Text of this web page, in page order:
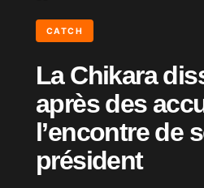
CATCH
La Chikara
après des
l’encontre de
président